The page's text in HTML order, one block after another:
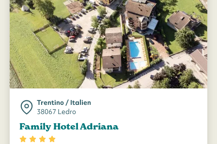
Trentino / Italien
38067 Ledro
Family Hotel Adriana